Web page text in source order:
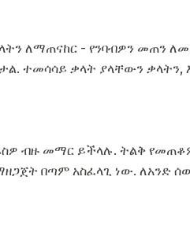
ለማጠናከር - የንባብዎን መጠን
ተመሳሳይ ቃላት ያላቸውን ቃላትን,
ብዙ መማር ይችላሉ. ትልቅ
በጣም አስፈላጊ ነው. ለአንድ